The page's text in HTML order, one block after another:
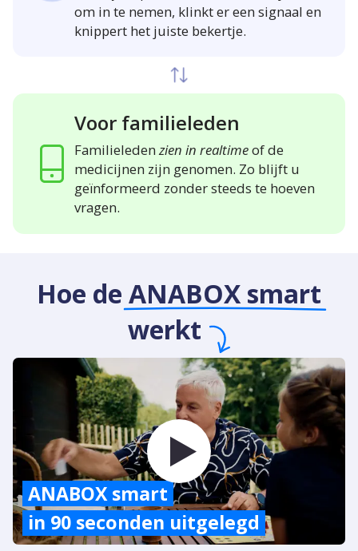
om in te nemen, klinkt er een signaal en
knippert het juiste bekertje.
Voor familieleden
Familieledenzien in realtimeof de
medicijnen zijn genomen. Zo blijft u
geïnformeerd zonder steeds te hoeven
vragen.
Hoe de ANABOX smart
werkt
ANABOX smart
in 90 seconden uitgelegd